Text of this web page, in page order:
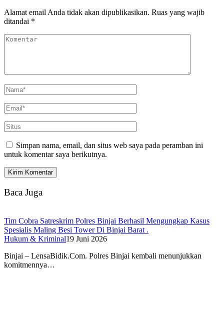
Alamat email Anda tidak akan dipublikasikan. Ruas yang wajib
ditandai *
Simpan nama, email, dan situs web saya pada peramban ini
untuk komentar saya berikutnya.
Baca Juga
Tim Cobra Satreskrim Polres Binjai Berhasil Mengungkap Kasus
Spesialis Maling Besi Tower Di Binjai Barat .
Hukum & Kriminal19 Juni 2026
Binjai – LensaBidik.Com. Polres Binjai kembali menunjukkan
komitmennya…